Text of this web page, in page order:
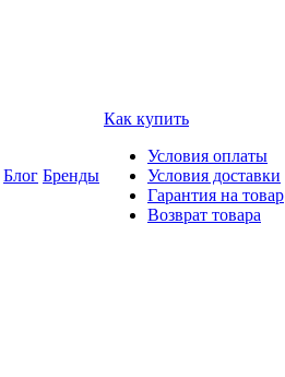
Блог Бренды
Как купить
Условия оплаты
Условия доставки
Гарантия на товар
Возврат товара